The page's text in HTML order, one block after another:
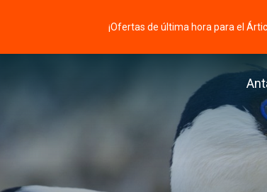
¡Ofertas de última hora para el